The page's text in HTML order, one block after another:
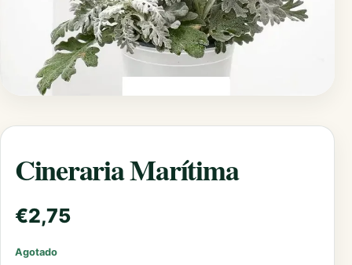
Cineraria Marítima
€2,75
Agotado